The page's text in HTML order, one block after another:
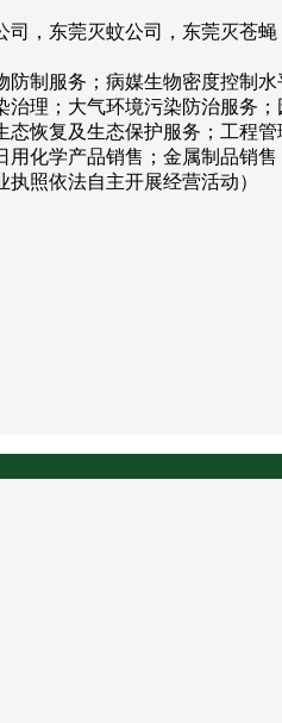
，东莞灭蚊公司，东莞灭苍蝇
制服务；病媒生物密度控制
理；大气环境污染防治服务
恢复及生态保护服务；工程
化学产品销售；金属制品销
照依法自主开展经营活动）